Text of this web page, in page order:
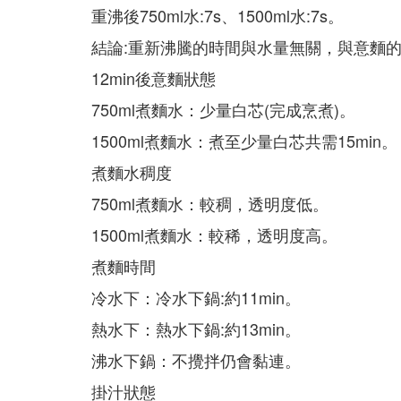
重沸後750ml水:7s、1500ml水:7s。
結論:重新沸騰的時間與水量無關，與意麵的
12min後意麵狀態
750ml煮麵水：少量白芯(完成烹煮)。
1500ml煮麵水：煮至少量白芯共需15min。
煮麵水稠度
750ml煮麵水：較稠，透明度低。
1500ml煮麵水：較稀，透明度高。
煮麵時間
冷水下：冷水下鍋:約11min。
熱水下：熱水下鍋:約13min。
沸水下鍋：不攪拌仍會黏連。
掛汁狀態